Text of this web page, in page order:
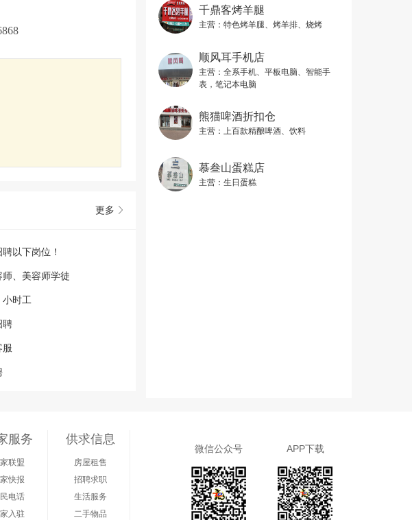
更多
以下岗位！
、美容师学徒
小时工
聘
服
千鼎客烤羊腿
主营： 特色烤羊腿、烤羊排、烧烤
顺风耳手机店
主营： 全系手机、平板电脑、智能手
表，笔记本电脑
熊猫啤酒折扣仓
主营： 上百款精酿啤酒、饮料
慕叁山蛋糕店
主营： 生日蛋糕
服务
联盟
快报
电话
入驻
供求信息
房屋租售
招聘求职
生活服务
二手物品
微信公众号 APP下载